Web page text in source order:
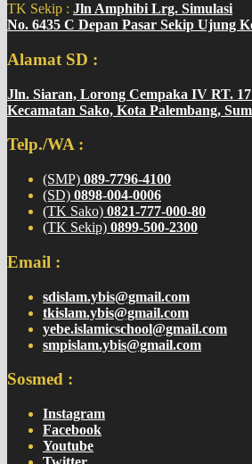
TK Sekip : Jln Amphibi Lrg. Simulasi
No. 6435 C Depan Pasar Sekip Ujung
Alamat SD :
Jln. Siaran, Lorong Cempaka IV RT.
Kecamatan Sako, Kota Palembang,
Telp./WA :
(SMP) 089-7796-4100
(SD) 0898-004-0006
(TK Sako) 0821-777-000-80
(TK Sekip) 0899-500-2300
Email :
sdislam.ybis@gmail.com
tkislam.ybis@gmail.com
yebe.islamicschool@gmail.com
smpislam.ybis@gmail.com
Sosmed :
Instagram
Facebook
Youtube